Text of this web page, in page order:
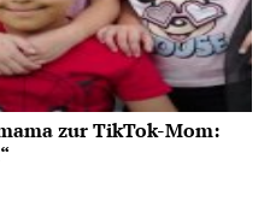
zur TikTok-Mom: